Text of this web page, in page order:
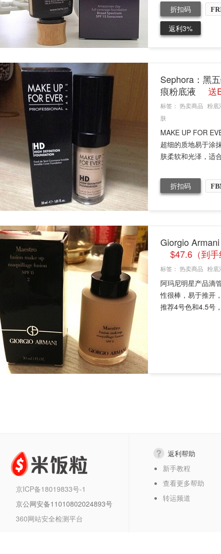
折扣码
返利3%
Sephora：黑
痕粉底液
送
标签： 热卖商品 粉底
肤
MAKE UP FOR
超细的质地易于涂
肤柔软和光泽，适
折扣码
Giorgio
$47.6（到
标签： 热卖商品 粉底
阿玛尼明星产品滴
性很棒，易于推开
推荐4号色和4.5号
京ICP备18019833号-1
京公网安备11010802024893号
360网站安全检测平台
返利帮助
新手教程
查看更多帮助
转运频道